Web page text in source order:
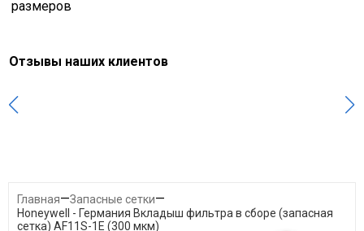
Главная—Запасные сетки—
Honeywell - Германия Вкладыш фильтра в сборе (запасная
сетка) AF11S-1E (300 мкм)
размеров
Отзывы наших клиентов